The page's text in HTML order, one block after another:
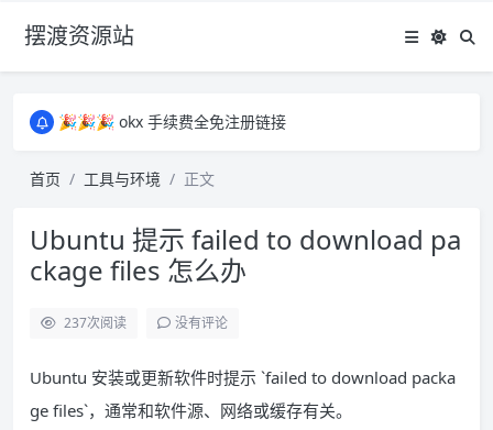
摆渡资源站
🎉🎉🎉 okx 手续费全免注册链接
所有资源均为免费网盘资源，资源失效请备注留言，感谢！
🎉🎉🎉 okx 手续费全免注册链接
首页 工具与环境 正文
Ubuntu 提示 failed to download pa
ckage files 怎么办
237次阅读 没有评论
Ubuntu 安装或更新软件时提示 `failed to download packa
ge files`，通常和软件源、网络或缓存有关。